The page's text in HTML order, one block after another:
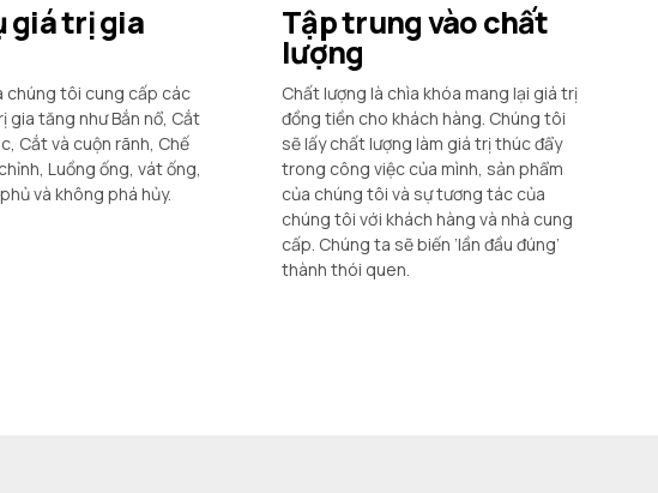
giá trị gia
chúng tôi cung cấp các
gia tăng như Bắn nổ, Cắt
Cắt và cuộn rãnh, Chế
Luồng ống, vát ống,
và không phá hủy.
Tập trung vào chất
lượng
Chất lượng là chìa khóa mang lại giá trị
đồng tiền cho khách hàng. Chúng tôi
sẽ lấy chất lượng làm giá trị thúc đẩy
trong công việc của mình, sản phẩm
của chúng tôi và sự tương tác của
chúng tôi với khách hàng và nhà cung
cấp. Chúng ta sẽ biến ‘lần đầu đúng’
thành thói quen.